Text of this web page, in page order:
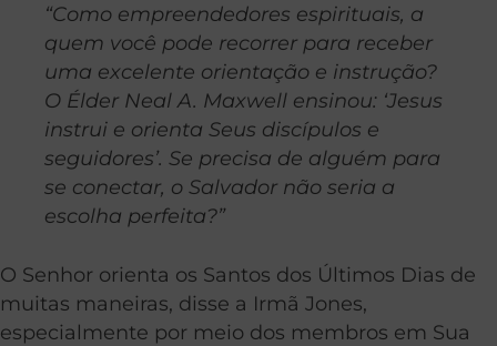
“Como empreendedores espirituais, a
quem você pode recorrer para receber
uma excelente orientação e instrução?
O Élder Neal A. Maxwell ensinou: ‘Jesus
instrui e orienta Seus discípulos e
seguidores’. Se precisa de alguém para
se conectar, o Salvador não seria a
escolha perfeita?”
O Senhor orienta os Santos dos Últimos Dias de
muitas maneiras, disse a Irmã Jones,
especialmente por meio dos membros em Sua